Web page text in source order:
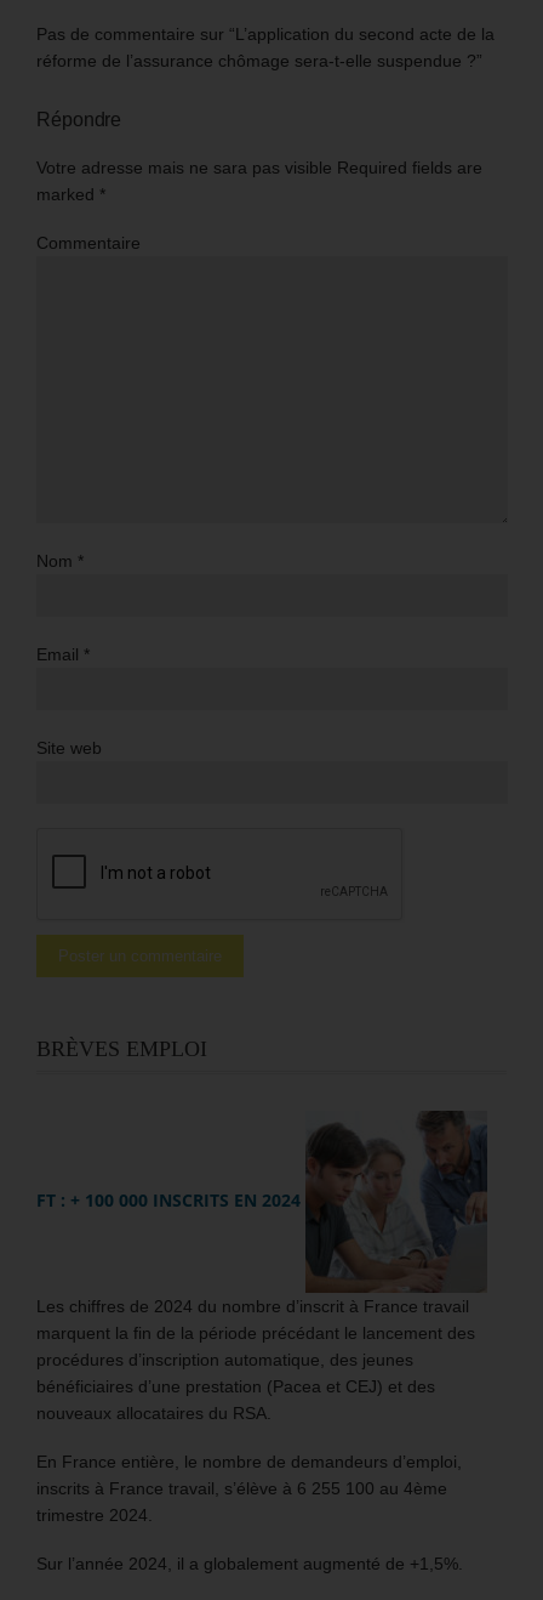
Pas de commentaire sur “L’application du second acte de la
réforme de l’assurance chômage sera-t-elle suspendue ?”
Répondre
Votre adresse mais ne sara pas visible Required fields are
marked *
Commentaire
Nom *
Email *
Site web
BRÈVES EMPLOI
FT : + 100 000 INSCRITS EN 2024
Les chiffres de 2024 du nombre d’inscrit à France travail
marquent la fin de la période précédant le lancement des
procédures d’inscription automatique, des jeunes
bénéficiaires d’une prestation (Pacea et CEJ) et des
nouveaux allocataires du RSA.
En France entière, le nombre de demandeurs d’emploi,
inscrits à France travail, s’élève à 6 255 100 au 4ème
trimestre 2024.
Sur l’année 2024, il a globalement augmenté de +1,5%.